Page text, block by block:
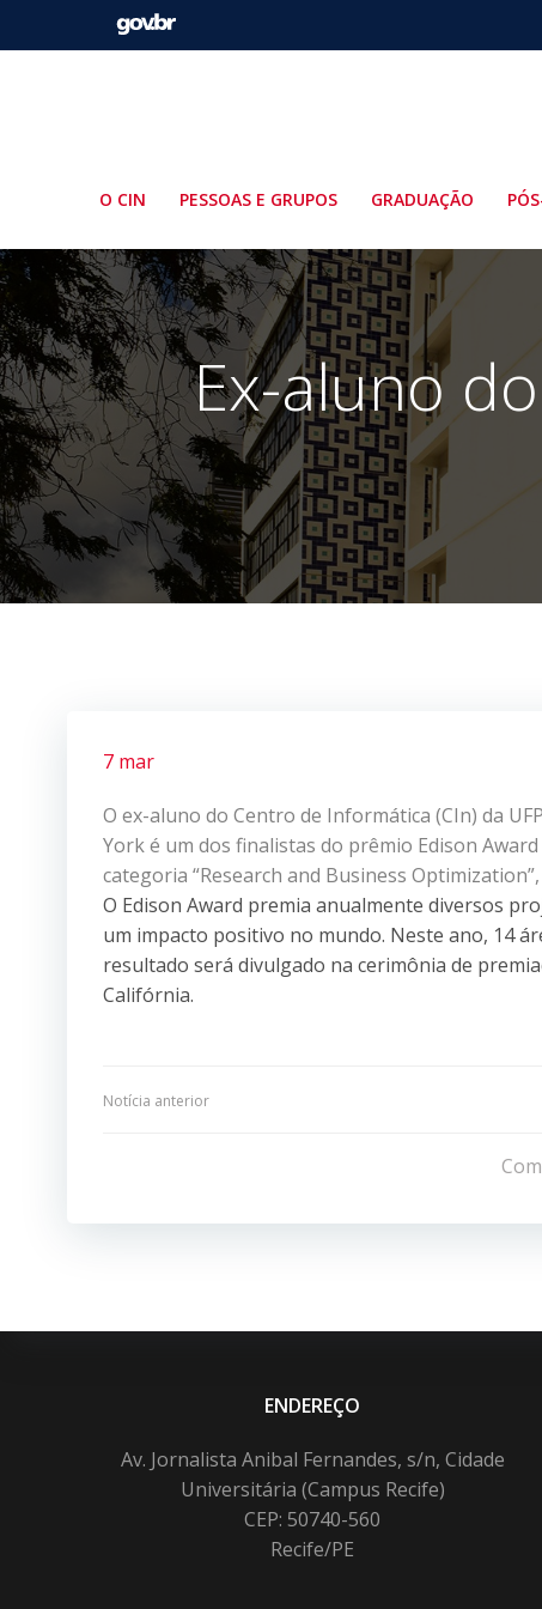
O CIN PESSOAS E GRUPOS GRADUAÇÃO
Ex-aluno
7 mar
O ex-aluno do Centro de Informática (CIn) da
York é um dos finalistas do prêmio Edison
categoria “Research and Business
O Edison Award premia anualmente diversos
um impacto positivo no mundo. Neste ano, 14
resultado será divulgado na cerimônia de
Califórnia.
Navegação
Post
Notícia anterior
ENDEREÇO
Av. Jornalista Anibal Fernandes, s/n, Cidade
Universitária (Campus Recife)
CEP: 50740-560
Recife/PE